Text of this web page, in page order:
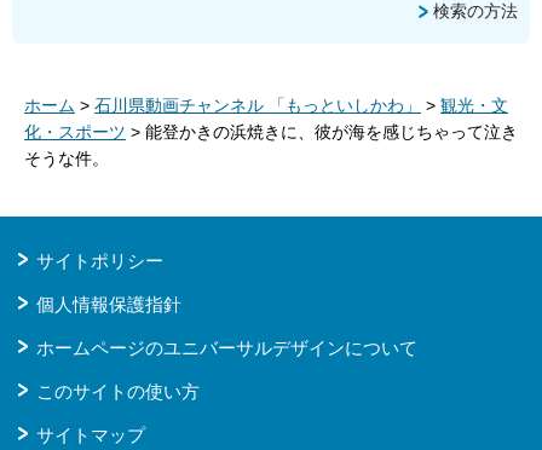
検索の方法
ホーム > 石川県動画チャンネル 「もっといしかわ」 > 観光・文
化・スポーツ > 能登かきの浜焼きに、彼が海を感じちゃって泣き
そうな件。
サイトポリシー
個人情報保護指針
ホームページのユニバーサルデザインについて
このサイトの使い方
サイトマップ